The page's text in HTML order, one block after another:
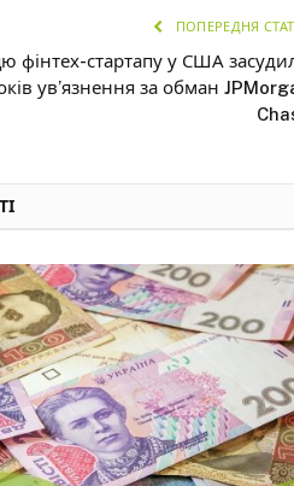
ПОПЕРЕДНЯ
фінтех-стартапу у США
ув’язнення за обман